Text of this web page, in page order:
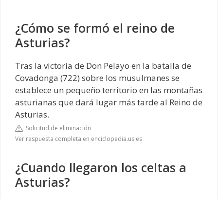
¿Cómo se formó el reino de
Asturias?
Tras la victoria de Don Pelayo en la batalla de
Covadonga (722) sobre los musulmanes se
establece un pequeño territorio en las montañas
asturianas que dará lugar más tarde al Reino de
Asturias.
Solicitud de eliminación
Ver respuesta completa en enciclopedia.us.es
¿Cuando llegaron los celtas a
Asturias?